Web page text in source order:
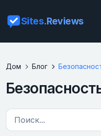
Sites.Reviews
Дом Блог